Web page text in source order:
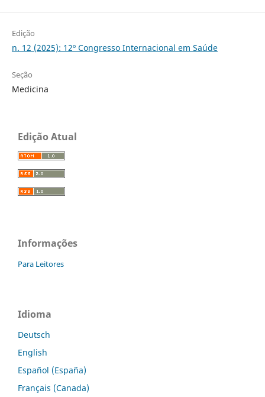
Edição
n. 12 (2025): 12º Congresso Internacional em Saúde
Seção
Medicina
Edição Atual
Informações
Para Leitores
Idioma
Deutsch
English
Español (España)
Français (Canada)